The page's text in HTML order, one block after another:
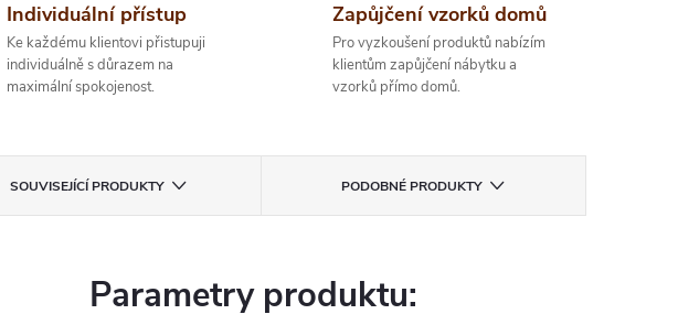
Individuální přístup
Ke každému klientovi přistupuji
individuálně s důrazem na
maximální spokojenost.
Zapůjčení vzorků domů
Pro vyzkoušení produktů nabízím
klientům zapůjčení nábytku a
vzorků přímo domů.
SOUVISEJÍCÍ PRODUKTY PODOBNÉ PRODUKTY
Parametry produktu: